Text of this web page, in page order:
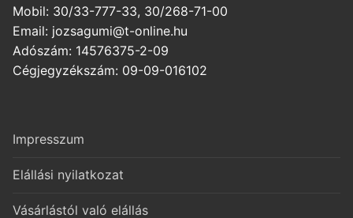
Mobil: 30/33-777-33, 30/268-71-00
Email: jozsagumi@t-online.hu
Adószám: 14576375-2-09
Cégjegyzékszám: 09-09-016102
Impresszum
Elállási nyilatkozat
Vásárlástól való elállás